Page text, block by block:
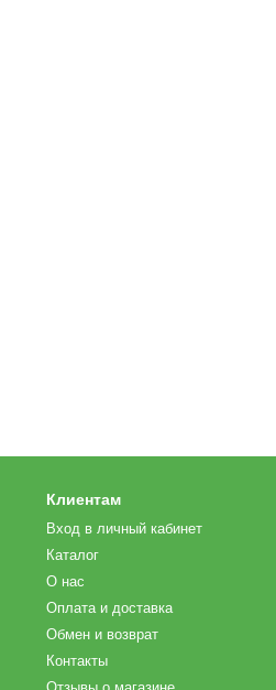
Клиентам
Вход в личный кабинет
Каталог
О нас
Оплата и доставка
Обмен и возврат
Контакты